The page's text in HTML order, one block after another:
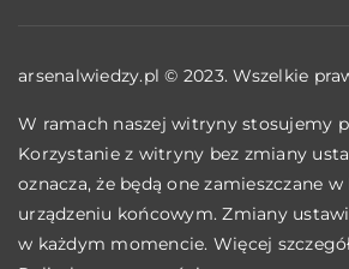
arsenalwiedzy.pl © 2023. Wszelkie
W ramach naszej witryny stosujemy
Korzystanie z witryny bez zmiany
oznacza, że będą one zamieszczane w
urządzeniu końcowym. Zmiany
w każdym momencie. Więcej